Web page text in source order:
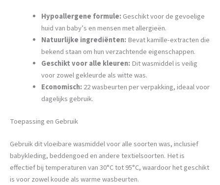
Hypoallergene formule: Geschikt voor de gevoelige
huid van baby’s en mensen met allergieën.
Natuurlijke ingrediënten: Bevat kamille-extracten die
bekend staan om hun verzachtende eigenschappen.
Geschikt voor alle kleuren: Dit wasmiddel is veilig
voor zowel gekleurde als witte was.
Economisch: 22 wasbeurten per verpakking, ideaal voor
dagelijks gebruik.
Toepassing en Gebruik
Gebruik dit vloeibare wasmiddel voor alle soorten was, inclusief
babykleding, beddengoed en andere textielsoorten. Het is
effectief bij temperaturen van 30°C tot 95°C, waardoor het geschikt
is voor zowel koude als warme wasbeurten.